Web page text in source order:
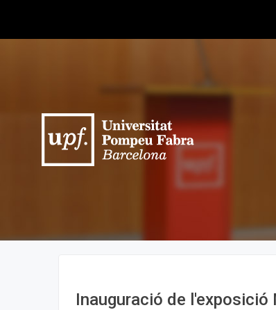
Inauguració de l'exposició